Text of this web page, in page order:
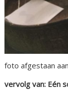
foto afgestaan
vervolg van: Eén